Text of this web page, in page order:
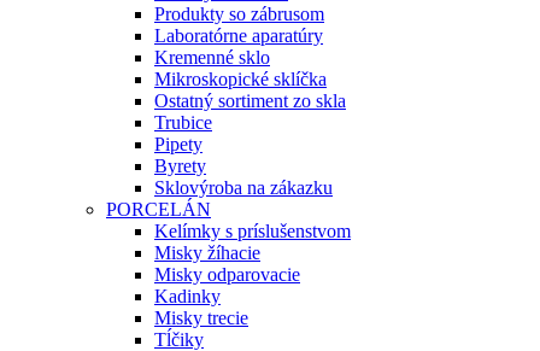
Produkty so zábrusom
Laboratórne aparatúry
Kremenné sklo
Mikroskopické sklíčka
Ostatný sortiment zo skla
Trubice
Pipety
Byrety
Sklovýroba na zákazku
PORCELÁN
Kelímky s príslušenstvom
Misky žíhacie
Misky odparovacie
Kadinky
Misky trecie
Tĺčiky